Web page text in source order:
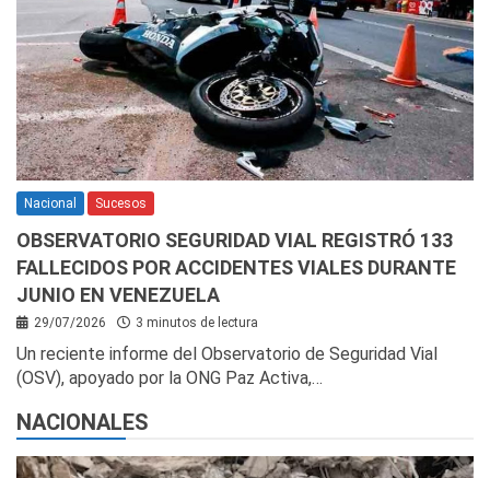
Nacional Sucesos
OBSERVATORIO SEGURIDAD VIAL REGISTRÓ 133
FALLECIDOS POR ACCIDENTES VIALES DURANTE
JUNIO EN VENEZUELA
29/07/2026 3 minutos de lectura
Un reciente informe del Observatorio de Seguridad Vial
(OSV), apoyado por la ONG Paz Activa,…
NACIONALES